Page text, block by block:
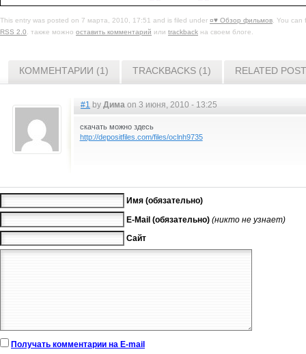
This entry was posted on 7 марта, 2010, 17:51 and is filed under ¤♥ Обзор фильмов . You
RSS 2.0 . также можно оставить комментарий или trackback на своем блоге.
КОММЕНТАРИИ (1) TRACKBACKS (1) RELATED
#1 by Дима on 3 июня, 2010 - 13:25
скачать можно здесь
http://depositfiles.com/files/oclnh9735
Имя (обязательно)
E-Mail (обязательно) (никто не узнает)
Сайт
Получать комментарии на E-mail